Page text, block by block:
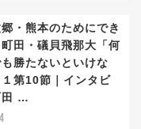
・熊本のためにでき
田・礒貝飛那大「何
勝たないといけな
第10節｜インタビ
田 …